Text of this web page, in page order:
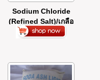
Sodium Chloride
(Refined Salt)/เกลือ
บริสุทธิ์